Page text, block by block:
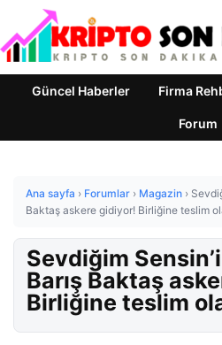
Güncel Haberler Firma
Forum
Ana sayfa › Forumlar › Magazin ›
Baktaş askere gidiyor! Birliğine teslim
Sevdiğim
Barış Baktaş
Birliğine teslim